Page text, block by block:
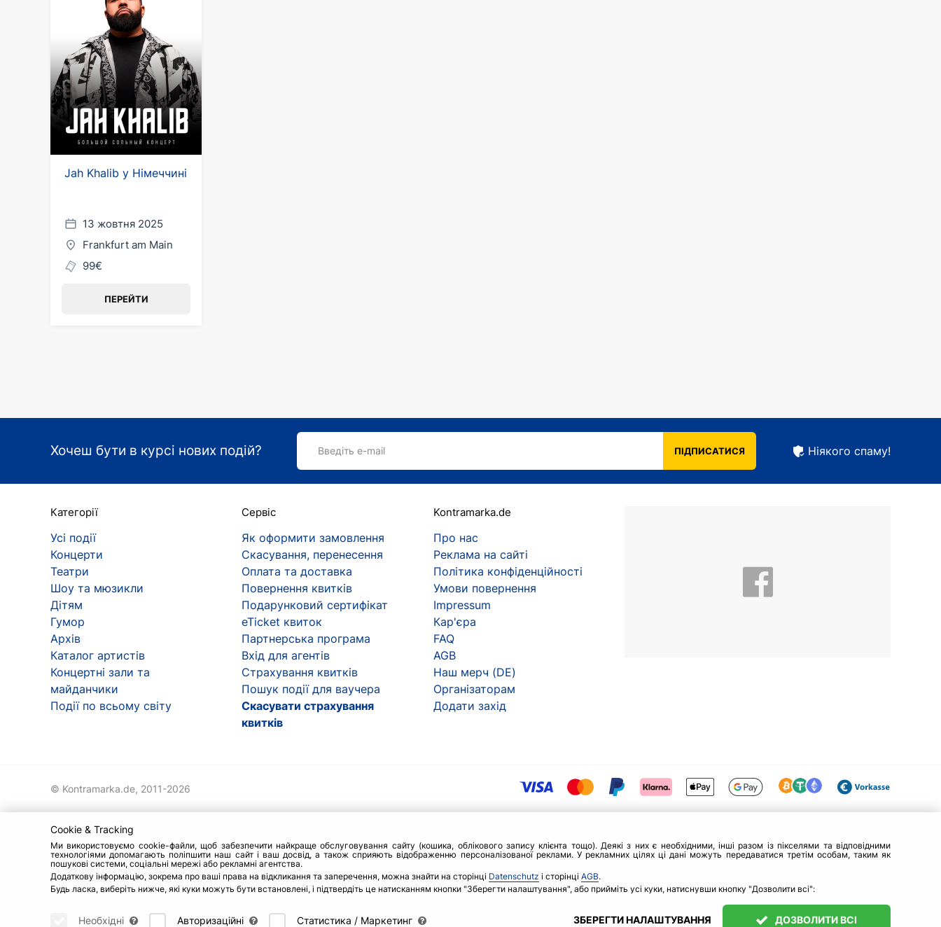
Jah Khalib у Німеччині
13 жовтня 2025
Frankfurt am Main
99€
ПЕРЕЙТИ
Хочеш бути в курсі нових подій? Введіть e-mail ПІДПИСАТИСЯ Ніякого спаму!
Категорії
Усі події
Концерти
Театри
Шоу та мюзикли
Дітям
Гумор
Архів
Каталог артистів
Концертні зали та
майданчики
Події по всьому світу
Сервіс
Як оформити замовлення
Скасування, перенесення
Оплата та доставка
Повернення квитків
Подарунковий сертифікат
eTicket квиток
Партнерська програма
Вхід для агентів
Страхування квитків
Пошук події для ваучера
Скасувати страхування
квитків
Kontramarka.de
Про нас
Реклама на сайті
Політика конфіденційності
Умови повернення
Impressum
Кар'єра
FAQ
AGB
Наш мерч (DE)
Організаторам
Додати захід
© Kontramarka.de, 2011-2026
Cookie & Tracking
Ми використовуємо cookie-файли, щоб забезпечити найкраще обслуговування сайту (кошика, облікового запису клієнта тощо). Деякі з них є необхідними, інші разом із пікселями та відповідними
технологіями допомагають поліпшити наш сайт і ваш досвід, а також сприяють відображенню персоналізованої реклами. У рекламних цілях ці дані можуть передаватися третім особам, таким як
пошукові системи, соціальні мережі або рекламні агентства.
Додаткову інформацію, зокрема про ваші права на відкликання та заперечення, можна знайти на сторінці Datenschutz і сторінці AGB.
Будь ласка, виберіть нижче, які куки можуть бути встановлені, і підтвердіть це натисканням кнопки "Зберегти налаштування", або прийміть усі куки, натиснувши кнопку "Дозволити всі":
Необхідні Авторизаційні Статистика / Маркетинг ЗБЕРЕГТИ НАЛАШТУВАННЯ ДОЗВОЛИТИ ВСІ